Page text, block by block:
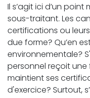
Il s’agit ici d’un
sous-traitant. Les
certifications ou
due forme? Qu’en
environnementale?
personnel reçoit
maintient ses
d'exercice? Surtout,